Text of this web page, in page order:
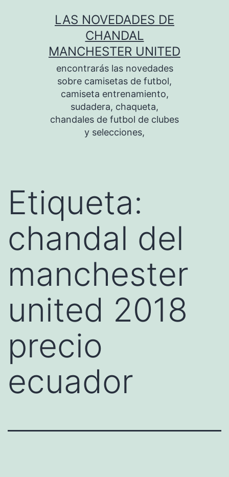
LAS NOVEDADES DE
CHANDAL
MANCHESTER UNITED
encontrarás las novedades
sobre camisetas de futbol,
camiseta entrenamiento,
sudadera, chaqueta,
chandales de futbol de clubes
y selecciones,
Etiqueta:
chandal del
manchester
united 2018
precio
ecuador